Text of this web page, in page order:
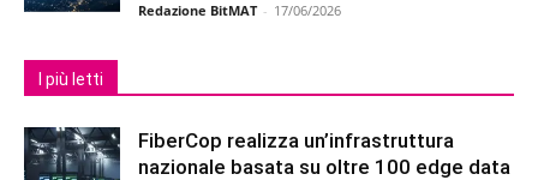
Redazione BitMAT - 17/06/2026
I più letti
FiberCop realizza un’infrastruttura
nazionale basata su oltre 100 edge data